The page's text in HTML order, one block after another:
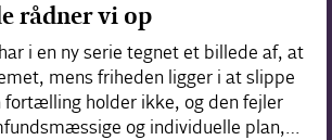
rådner vi op
i en ny serie tegnet et billede af, at
mens friheden ligger i at slippe
holder ikke, og den fejler
og individuelle plan,…